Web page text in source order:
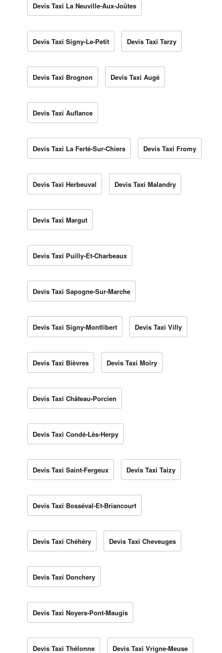
Devis Taxi La Neuville-Aux-Joûtes
Devis Taxi Signy-Le-Petit Devis Taxi Tarzy
Devis Taxi Brognon Devis Taxi Augé
Devis Taxi Auflance
Devis Taxi La Ferté-Sur-Chiers Devis Taxi Fromy
Devis Taxi Herbeuval Devis Taxi Malandry
Devis Taxi Margut
Devis Taxi Puilly-Et-Charbeaux
Devis Taxi Sapogne-Sur-Marche
Devis Taxi Signy-Montlibert Devis Taxi Villy
Devis Taxi Bièvres Devis Taxi Moiry
Devis Taxi Château-Porcien
Devis Taxi Condé-Lès-Herpy
Devis Taxi Saint-Fergeux Devis Taxi Taizy
Devis Taxi Bosséval-Et-Briancourt
Devis Taxi Chéhéry Devis Taxi Cheveuges
Devis Taxi Donchery
Devis Taxi Noyers-Pont-Maugis
Devis Taxi Thélonne Devis Taxi Vrigne-Meuse